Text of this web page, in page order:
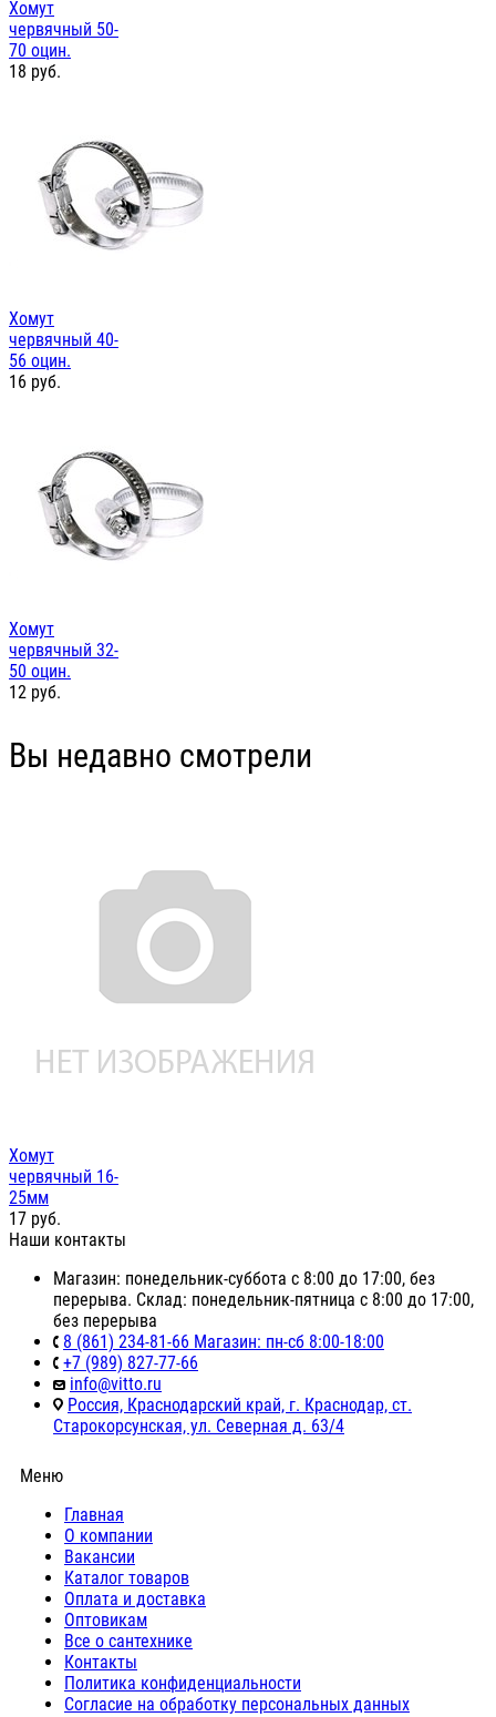
Хомут
червячный 50-
70 оцин.
18 руб.
Хомут
червячный 40-
56 оцин.
16 руб.
Хомут
червячный 32-
50 оцин.
12 руб.
Вы недавно смотрели
Хомут
червячный 16-
25мм
17 руб.
Наши контакты
Магазин: понедельник-суббота с 8:00 до 17:00, без
перерыва. Склад: понедельник-пятница с 8:00 до 17:00,
без перерыва
8 (861) 234-81-66 Магазин: пн-сб 8:00-18:00
+7 (989) 827-77-66
info@vitto.ru
Россия, Краснодарский край, г. Краснодар, ст.
Старокорсунская, ул. Северная д. 63/4
Меню
Главная
О компании
Вакансии
Каталог товаров
Оплата и доставка
Оптовикам
Все о сантехнике
Контакты
Политика конфиденциальности
Согласие на обработку персональных данных